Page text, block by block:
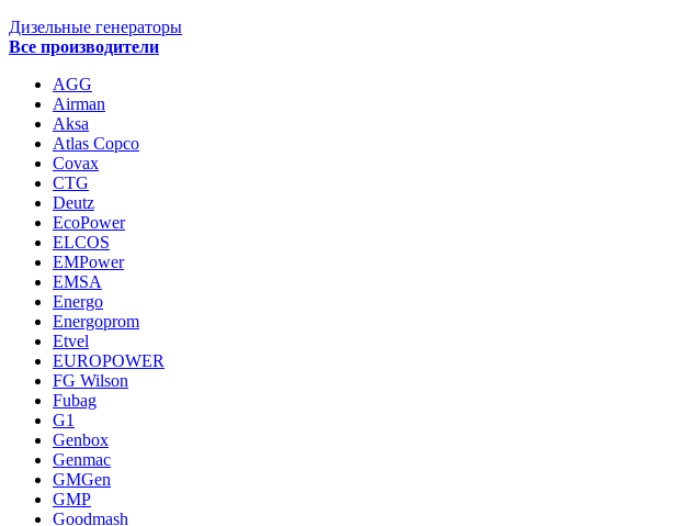
Дизельные генераторы
Все производители
AGG
Airman
Aksa
Atlas Copco
Covax
CTG
Deutz
EcoPower
ELCOS
EMPower
EMSA
Energo
Energoprom
Etvel
EUROPOWER
FG Wilson
Fubag
G1
Genbox
Genmac
GMGen
GMP
Goodmash